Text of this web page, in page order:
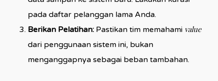
pada daftar pelanggan lama Anda.
Berikan Pelatihan:Pastikan tim memahami value
dari penggunaan sistem ini, bukan
menganggapnya sebagai beban tambahan.